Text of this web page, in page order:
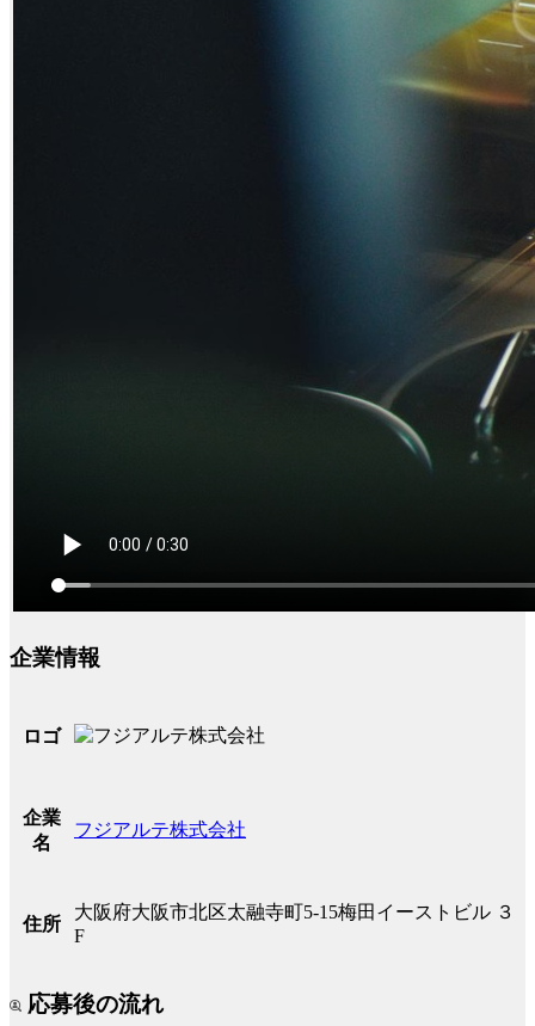
企業情報
ロゴ
企業
名
フジアルテ株式会社
住所
大阪府大阪市北区太融寺町5-15梅田イーストビル ３
F
応募後の流れ